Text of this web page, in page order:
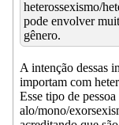
heterossexismo/
pode envolver
gênero.
A intenção dessas
importam com
Esse tipo de
alo/mono/